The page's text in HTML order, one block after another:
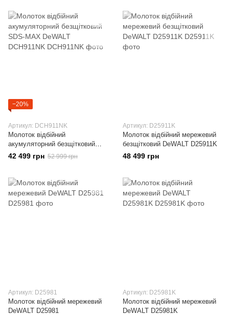
−20%
Артикул: DCH911NK
Молоток відбійний
акумуляторний безщітковий
SDS-MAX DeWALT DCH911NK
42 499 грн 52 999 грн
Артикул: D25911K
Молоток відбійний мережевий
безщітковий DeWALT D25911K
48 499 грн
Артикул: D25981
Молоток відбійний мережевий
DeWALT D25981
Артикул: D25981K
Молоток відбійний мережевий
DeWALT D25981K